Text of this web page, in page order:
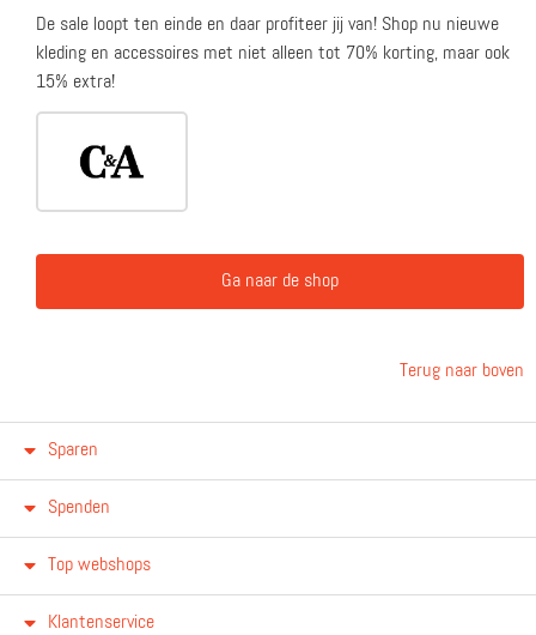
De sale loopt ten einde en daar profiteer jij van! Shop nu nieuwe
kleding en accessoires met niet alleen tot 70% korting, maar ook
15% extra!
Ga naar de shop
Terug naar boven
Sparen
Spenden
Top webshops
Klantenservice